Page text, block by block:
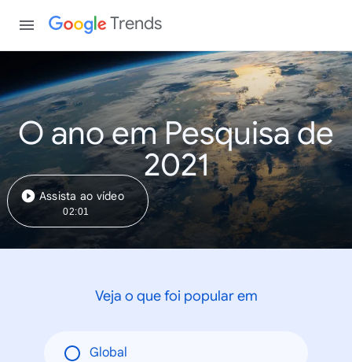
Trends
O ano em Pesquisa de
2021
Assista ao vídeo
02:01
Veja o que foi popular em
Global